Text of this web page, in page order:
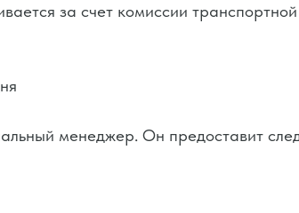
за счет комиссии
менеджер. Он предоставит